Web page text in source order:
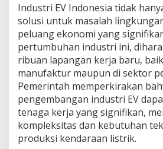
Industri EV Indonesia tidak
solusi untuk masalah
peluang ekonomi yang
pertumbuhan industri ini,
ribuan lapangan kerja baru,
manufaktur maupun di sektor
Pemerintah memperkirakan
pengembangan industri EV
tenaga kerja yang signifikan,
kompleksitas dan kebutuhan
produksi kendaraan listrik.